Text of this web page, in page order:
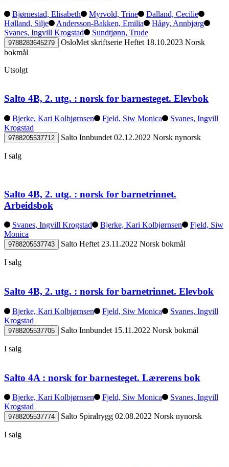
Bjørnestad, Elisabeth Myrvold, Trine
Dalland, Cecilie
Hølland, Silje
Andersson-Bakken, Emilia
Håøy, Annbjørg
Svanes, Ingvill Krogstad
Sundtjønn, Trude
9788283645279 OsloMet skriftserie Heftet 18.10.2023 Norsk
bokmål
Utsolgt
Salto 4B, 2. utg. : norsk for barnesteget. Elevbok
Bjerke, Kari Kolbjørnsen Fjeld, Siw Monica
Svanes, Ingvill
Krogstad
9788205537712 Salto Innbundet 02.12.2022 Norsk nynorsk
I salg
Salto 4B, 2. utg. : norsk for barnetrinnet.
Arbeidsbok
Svanes, Ingvill Krogstad Bjerke, Kari Kolbjørnsen
Fjeld, Siw
Monica
9788205537743 Salto Heftet 23.11.2022 Norsk bokmål
I salg
Salto 4B, 2. utg. : norsk for barnetrinnet. Elevbok
Bjerke, Kari Kolbjørnsen Fjeld, Siw Monica
Svanes, Ingvill
Krogstad
9788205537705 Salto Innbundet 15.11.2022 Norsk bokmål
I salg
Salto 4A : norsk for barnesteget. Lærerens bok
Bjerke, Kari Kolbjørnsen Fjeld, Siw Monica
Svanes, Ingvill
Krogstad
9788205537774 Salto Spiralrygg 02.08.2022 Norsk nynorsk
I salg